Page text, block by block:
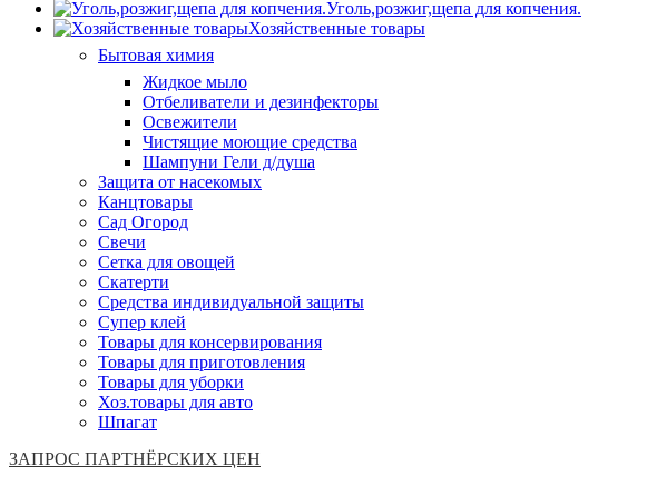
Уголь,розжиг,щепа для копчения.
Хозяйственные товары
Бытовая химия
Жидкое мыло
Отбеливатели и дезинфекторы
Освежители
Чистящие моющие средства
Шампуни Гели д/душа
Защита от насекомых
Канцтовары
Сад Огород
Свечи
Сетка для овощей
Скатерти
Средства индивидуальной защиты
Супер клей
Товары для консервирования
Товары для приготовления
Товары для уборки
Хоз.товары для авто
Шпагат
ЗАПРОС ПАРТНЁРСКИХ ЦЕН